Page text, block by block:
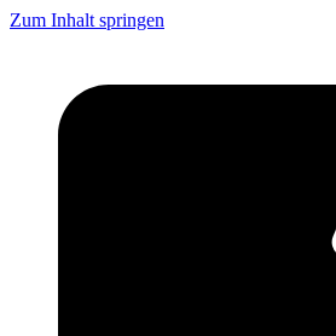
Zum Inhalt springen